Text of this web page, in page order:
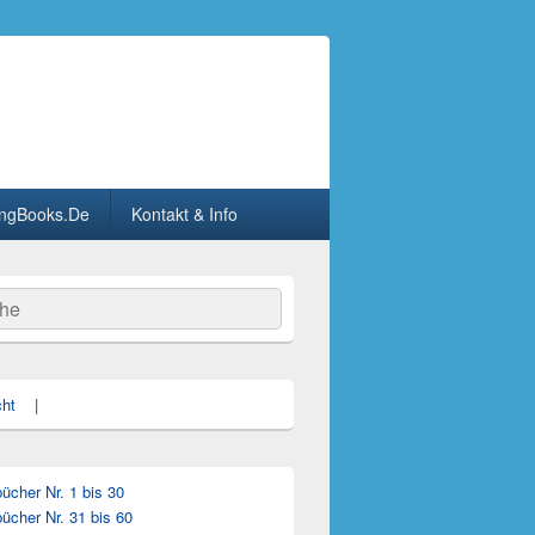
Kontakt & Info
|
Nr. 1 bis 30
Nr. 31 bis 60